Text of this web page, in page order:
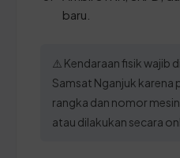
baru.
⚠️ Kendaraan fisik wajib
Samsat Nganjuk karena
rangka dan nomor
atau dilakukan secara